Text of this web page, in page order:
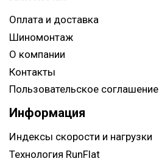
Оплата и доставка
Шиномонтаж
О компании
Контакты
Пользовательское соглашение
Информация
Индексы скорости и нагрузки
Технология RunFlat